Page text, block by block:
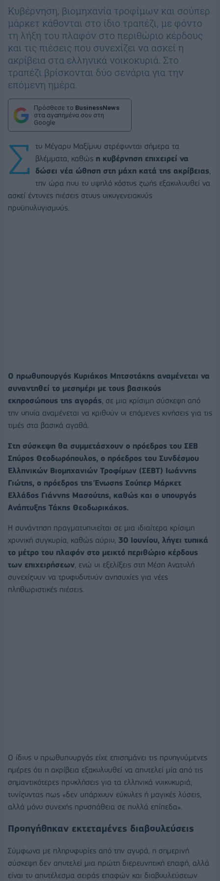
Κυβέρνηση, βιομηχανία τροφίμων και σούπερ
μάρκετ κάθονται στο ίδιο τραπέζι, με φόντο
τη λήξη του πλαφόν στο περιθώριο κέρδους
και τις πιέσεις που συνεχίζει να ασκεί η
ακρίβεια στα ελληνικά νοικοκυριά. Στο
τραπέζι βρίσκονται δύο σενάρια για την
επόμενη ημέρα.
Πρόσθεσε το BusinessNews
στα αγαπημένα σου στη
Google
Σ
το Μέγαρο Μαξίμου στρέφονται σήμερα τα
βλέμματα, καθώς η κυβέρνηση επιχειρεί να
δώσει νέα ώθηση στη μάχη κατά της ακρίβειας,
την ώρα που το υψηλό κόστος ζωής εξακολουθεί να
ασκεί έντονες πιέσεις στους οικογενειακούς
προϋπολογισμούς.
Ο πρωθυπουργός Κυριάκος Μητσοτάκης αναμένεται να
συναντηθεί το μεσημέρι με τους βασικούς
εκπροσώπους της αγοράς , σε μια κρίσιμη σύσκεψη από
την οποία αναμένεται να κριθούν οι επόμενες κινήσεις για τις
τιμές στα βασικά αγαθά.
Στη σύσκεψη θα συμμετάσχουν ο πρόεδρος του ΣΕΒ
Σπύρος Θεοδωρόπουλος, ο πρόεδρος του Συνδέσμου
Ελληνικών Βιομηχανιών Τροφίμων (ΣΕΒΤ) Ιωάννης
Γιώτης, ο πρόεδρος της Ένωσης Σούπερ Μάρκετ
Ελλάδος Γιάννης Μασούτης, καθώς και ο υπουργός
Ανάπτυξης Τάκης Θεοδωρικάκος.
Η συνάντηση πραγματοποιείται σε μια ιδιαίτερα κρίσιμη
χρονική συγκυρία, καθώς αύριο, 30 Ιουνίου, λήγει τυπικά
το μέτρο του πλαφόν στο μεικτό περιθώριο κέρδους
των επιχειρήσεων, ενώ οι εξελίξεις στη Μέση Ανατολή
συνεχίζουν να τροφοδοτούν ανησυχίες για νέες
πληθωριστικές πιέσεις.
Ο ίδιος ο πρωθυπουργός είχε επισημάνει τις προηγούμενες
ημέρες ότι η ακρίβεια εξακολουθεί να αποτελεί μία από τις
σημαντικότερες προκλήσεις για τα ελληνικά νοικοκυριά,
τονίζοντας πως «δεν υπάρχουν εύκολες ή μαγικές λύσεις,
αλλά μόνο συνεχής προσπάθεια σε πολλά επίπεδα».
Προηγήθηκαν εκτεταμένες διαβουλεύσεις
Σύμφωνα με πληροφορίες από την αγορά, η σημερινή
σύσκεψη δεν αποτελεί μια πρώτη διερευνητική επαφή, αλλά
είναι το αποτέλεσμα σειράς επαφών και διαβουλεύσεων